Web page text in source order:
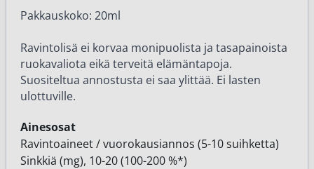
Pakkauskoko: 20ml
Ravintolisä ei korvaa monipuolista ja tasapainoista
ruokavaliota eikä terveitä elämäntapoja.
Suositeltua annostusta ei saa ylittää. Ei lasten
ulottuville.
Ainesosat
Ravintoaineet / vuorokausiannos (5-10 suihketta)
Sinkkiä (mg), 10-20 (100-200 %*)